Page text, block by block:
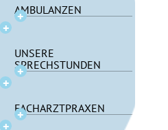
AMBULANZEN
UNSERE
SPRECHSTUNDEN
FACHARZTPRAXEN